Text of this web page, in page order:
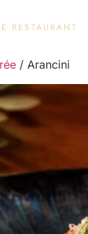
RESTAURANT
/ Arancini